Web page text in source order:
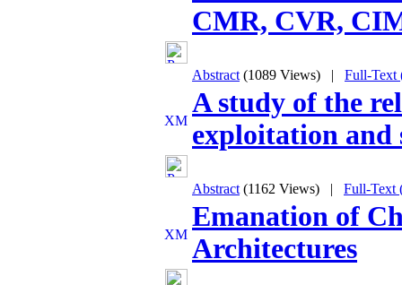
CMR, CVR,
Abstract (1089 Views) | Full-Text
A study of the
exploitation and
Abstract (1162 Views) | Full-Text
Emanation of
Architectures